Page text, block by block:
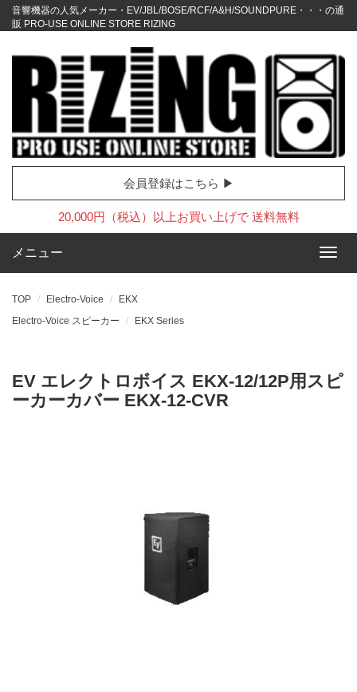
音響機器の人気メーカー・EV/JBL/BOSE/RCF/A&H/SOUNDPURE・・・の通
販 PRO-USE ONLINE STORE RIZING
会員登録はこちら ▶
20,000円（税込）以上お買い上げで 送料無料
メニュー
TOP Electro-Voice
EKX
Electro-Voice スピーカー
EKX Series
EV エレクトロボイス EKX-12/12P用スピ
ーカーカバー EKX-12-CVR